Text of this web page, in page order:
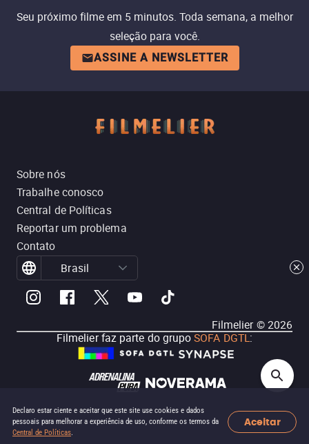
Declaro estar ciente e aceitar que este site use cookies e dados
pessoais para melhorar a experiência de uso, conforme os termos da
Central de Políticas.
Aceitar
Seu próximo filme em 5 minutos. Toda semana, a melhor
seleção para você.
ASSINE A NEWSLETTER
Sobre nós
Trabalhe conosco
Central de Políticas
Reportar um problema
Contato
Brasil
Filmelier ©2026
Filmelier faz parte do grupoSOFA DGTL: